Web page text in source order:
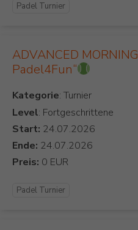
Padel Turnier
ADVANCED MORNING
Padel4Fun“
Kategorie
Level: Fortgeschrittene
Start:
Ende:
Preis:
Padel Turnier